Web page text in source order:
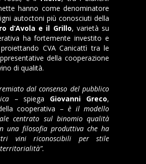
hanno come denominatore
autoctoni più conosciuti della
d’Avola e il Grillo, varietà su
ha fortemente investito e
CVA Canicattì tra le
della cooperazione
di qualità.
dal consenso del pubblico
– spiega Giovanni Greco,
cooperativa – è il modello
centrato sul binomio qualità
una filosofia produttiva che ha
vini riconoscibili per stile